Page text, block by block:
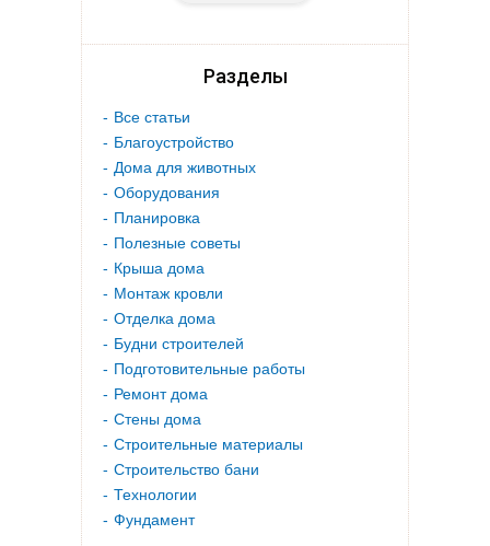
Разделы
Все статьи
Благоустройство
Дома для животных
Оборудования
Планировка
Полезные советы
Крыша дома
Монтаж кровли
Отделка дома
Будни строителей
Подготовительные работы
Ремонт дома
Стены дома
Строительные материалы
Строительство бани
Технологии
Фундамент